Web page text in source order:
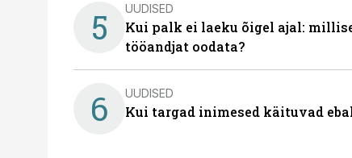
5 UUDISED
Kui palk ei laeku õigel ajal:
tööandjat oodata?
6 UUDISED
Kui targad inimesed käituvad